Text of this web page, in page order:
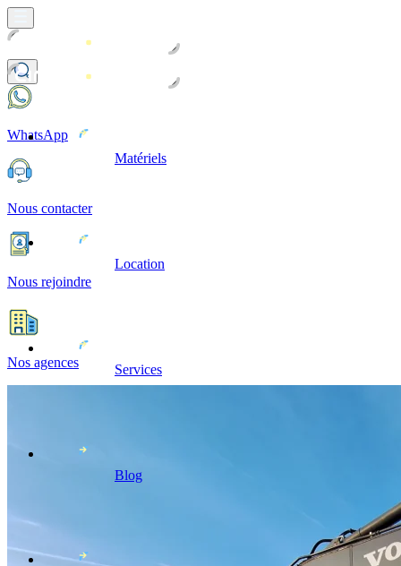
Matériels
Location
Services
Blog
WhatsApp
Nous contacter
Nous rejoindre
Nos agences